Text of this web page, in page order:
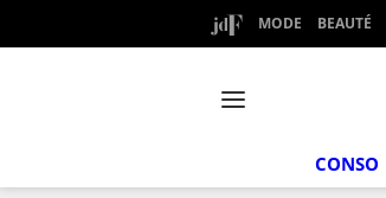
MODE BEAUTÉ
CONSO